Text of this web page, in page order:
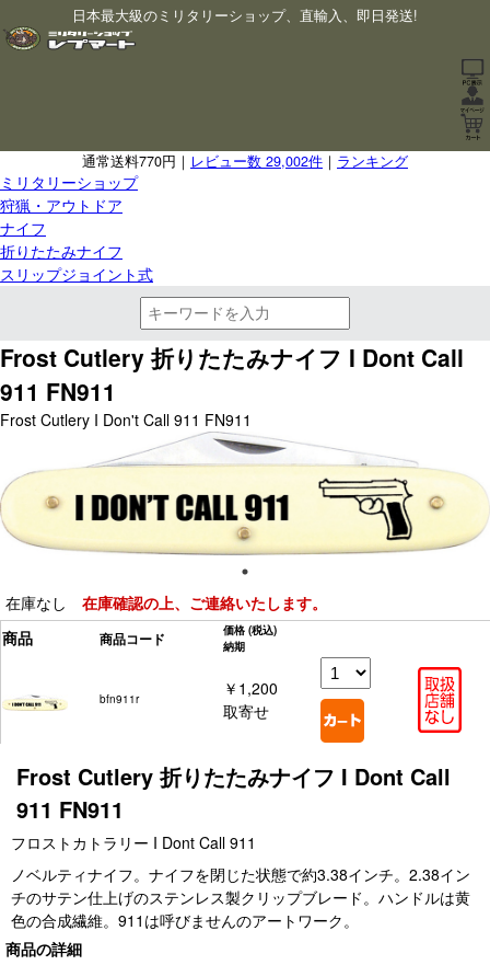
日本最大級のミリタリーショップ、直輸入、即日発送!
通常送料770円｜ レビュー数 29,002件 ｜ ランキング
ミリタリーショップ
狩猟・アウトドア
ナイフ
折りたたみナイフ
スリップジョイント式
Frost Cutlery 折りたたみナイフ I Dont Call
911 FN911
Frost Cutlery I Don't Call 911 FN911
在庫なし 在庫確認の上、ご連絡いたします。
商品
商品コード 価格 (税込)
納期
bfn911r
￥1,200
取寄せ
Frost Cutlery 折りたたみナイフ I Dont Call
911 FN911
フロストカトラリー I Dont Call 911
ノベルティナイフ。ナイフを閉じた状態で約3.38インチ。2.38イン
チのサテン仕上げのステンレス製クリップブレード。ハンドルは黄
色の合成繊維。911は呼びませんのアートワーク。
商品の詳細